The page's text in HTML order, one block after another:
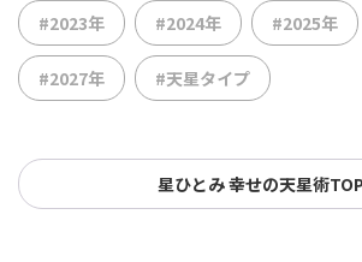
#2023年 #2024年 #2025年
#2027年 #天星タイプ
星ひとみ 幸せの天星術